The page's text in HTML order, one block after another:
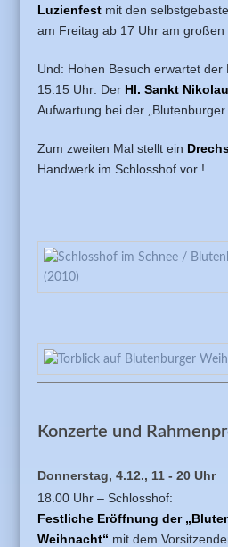
Luzienfest mit den
am Freitag ab 17 Uhr am großen
Und: Hohen Besuch erwartet der
15.15 Uhr: Der Hl. Sankt
Aufwartung bei der „Blutenburger
Zum zweiten Mal stellt ein
Handwerk im Schlosshof vor !
Konzerte und
Donnerstag, 4.12., 11 - 20 Uhr
18.00 Uhr – Schlosshof:
Festliche Eröffnung der
Weihnacht“ mit dem